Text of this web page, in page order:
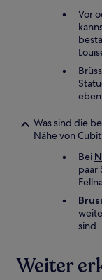
Vor
Was sind die
Nähe von
Bei
paar
sind.
Weiter